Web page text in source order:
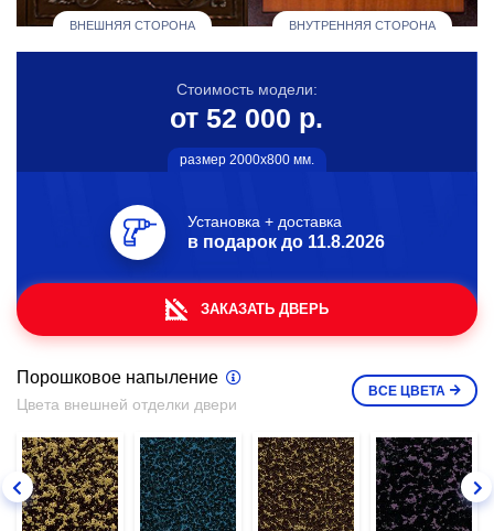
ВНЕШНЯЯ СТОРОНА ВНУТРЕННЯЯ СТОРОНА
Стоимость модели:
от 52 000 р.
размер 2000х800 мм.
Установка + доставка
в подарок до 11.8.2026
ЗАКАЗАТЬ ДВЕРЬ
Порошковое напыление
Цвета внешней отделки двери
ВСЕ ЦВЕТА